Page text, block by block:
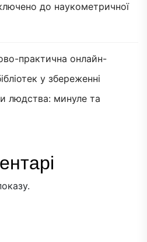
до наукометричної
практична онлайн-
у збереженні
людства: минуле та